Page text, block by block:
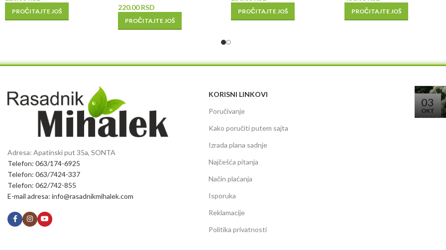
PROČITAJTE JOŠ 220.00RSD
PROČITAJTE JOŠ
PROČITAJTE JOŠ PROČITAJTE JOŠ
Adresa: Apatinski put 35a, SONTA
Telefon: 063/174-6925
Telefon: 063/7424-337
Telefon: 062/742-855
E-mail adresa: info@rasadnikmihalek.com
KORISNI LINKOVI
Poručivanje
Kako poručiti putem sajta
Izrada plana sadnje
Najčešća pitanja
Način plaćanja
Isporuka
Reklamacije
Politika privatnosti
03
OKT